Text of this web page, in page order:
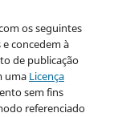
os seguintes
concedem à
de publicação
uma Licença
sem fins
referenciado